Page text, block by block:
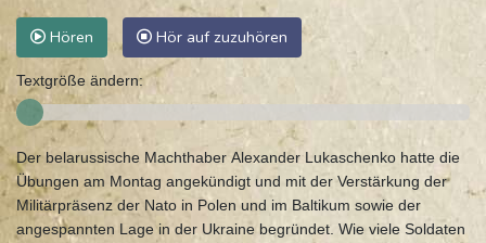
Hören Hör auf zuzuhören
Textgröße ändern:
Der belarussische Machthaber Alexander Lukaschenko hatte die
Übungen am Montag angekündigt und mit der Verstärkung der
Militärpräsenz der Nato in Polen und im Baltikum sowie der
angespannten Lage in der Ukraine begründet. Wie viele Soldaten